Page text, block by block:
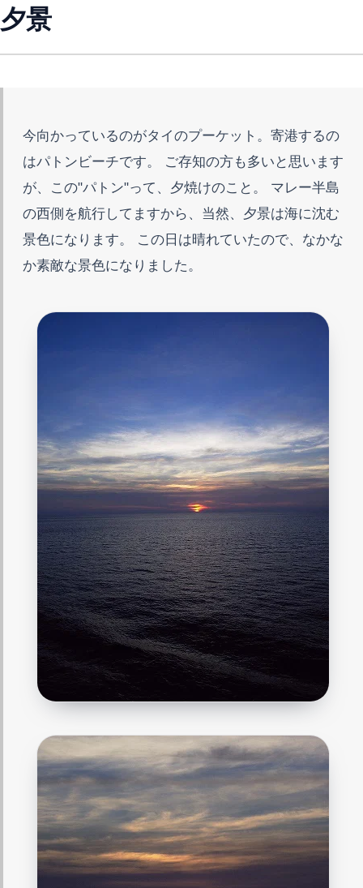
夕景
今向かっているのがタイのプーケット。寄港するの
はパトンビーチです。 ご存知の方も多いと思います
が、この"パトン"って、夕焼けのこと。 マレー半島
の西側を航行してますから、当然、夕景は海に沈む
景色になります。 この日は晴れていたので、なかな
か素敵な景色になりました。